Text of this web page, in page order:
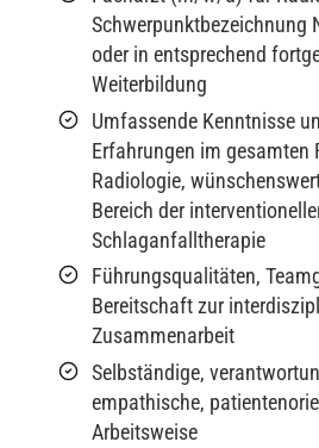
Schwerpunktbezeichnung
oder in entsprechend
Weiterbildung
Umfassende Kenntnisse
Erfahrungen im gesamten
Radiologie,
Bereich der
Schlaganfalltherapie
Führungsqualitäten,
Bereitschaft zur
Zusammenarbeit
Selbständige,
empathische,
Arbeitsweise